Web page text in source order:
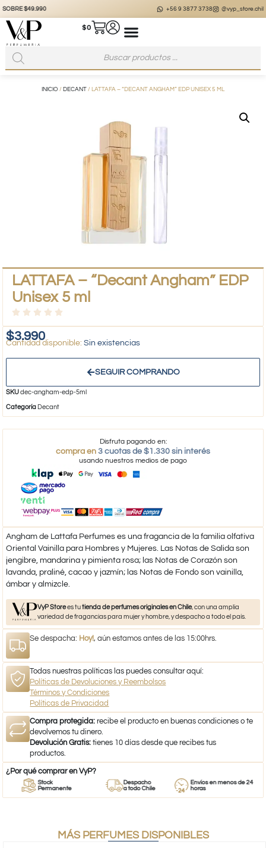
@vyp_store.chile vypstore.cl
$0
INICIO / DECANT / LATTAFA – “DECANT ANGHAM” EDP UNISEX 5 ML
LATTAFA – “Decant Angham” EDP
Unisex 5 ml
$3.990 Sin existencias
SEGUIR COMPRANDO
SKUdec-angham-edp-5ml
Categoría Decant
Disfruta pagando en:
compra en 3 cuotas de $1.330 sin interés
usando nuestros medios de pago
Angham de Lattafa Perfumes es una fragancia de la familia olfativa
Oriental Vainilla para Hombres y Mujeres. Las Notas de Salida son
jengibre, mandarina y pimienta rosa; las Notas de Corazón son
lavanda, praliné, cacao y jazmín; las Notas de Fondo son vainilla,
ámbar y almizcle.
VyP Storees tutienda de perfumes originales en Chile, con una amplia
variedad de fragancias para mujer y hombre, y despacho a todo el país.
Se despacha: Hoy!, aún estamos antes de las 15:00hrs.
Todas nuestras políticas las puedes consultar aquí:
Políticas de Devoluciones y Reembolsos
Términos y Condiciones
Políticas de Privacidad
Compra protegida: recibe el producto en buenas condiciones o te
devolvemos tu dinero.
Devolución Gratis: tienes 10 días desde que recibes tus
productos.
¿Por qué comprar en VyP?
Stock
Permanente
Despacho
a todo Chile
Envíos en menos de 24
horas
MÁS PERFUMES DISPONIBLES